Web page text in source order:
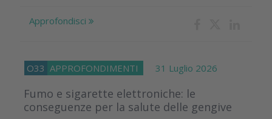
Approfondisci
O33 APPROFONDIMENTI 31 Luglio 2026
Fumo e sigarette elettroniche: le
conseguenze per la salute delle gengive